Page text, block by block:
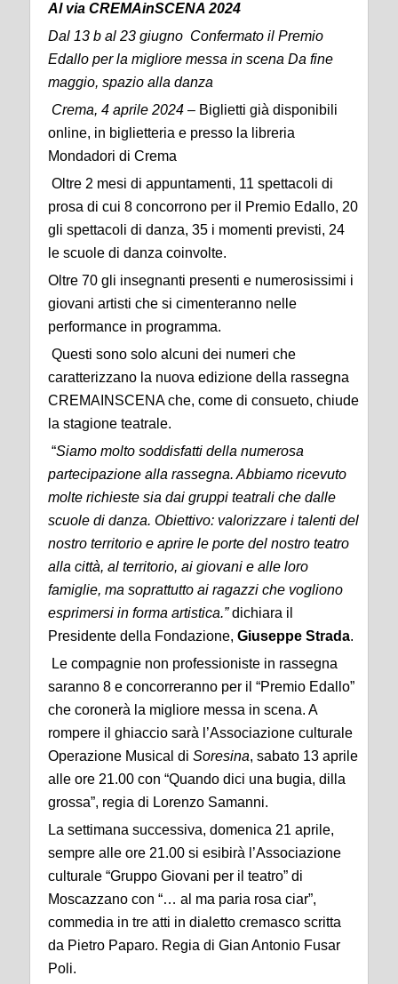
Al via CREMAinSCENA 2024
Dal 13 b al 23 giugno Confermato il Premio
Edallo per la migliore messa in scena Da fine
maggio, spazio alla danza
Crema, 4 aprile 2024 – Biglietti già disponibili
online, in biglietteria e presso la libreria
Mondadori di Crema
Oltre 2 mesi di appuntamenti, 11 spettacoli di
prosa di cui 8 concorrono per il Premio Edallo, 20
gli spettacoli di danza, 35 i momenti previsti, 24
le scuole di danza coinvolte.
Oltre 70 gli insegnanti presenti e numerosissimi i
giovani artisti che si cimenteranno nelle
performance in programma.
Questi sono solo alcuni dei numeri che
caratterizzano la nuova edizione della rassegna
CREMAINSCENA che, come di consueto, chiude
la stagione teatrale.
“Siamo molto soddisfatti della numerosa
partecipazione alla rassegna. Abbiamo ricevuto
molte richieste sia dai gruppi teatrali che dalle
scuole di danza. Obiettivo: valorizzare i talenti del
nostro territorio e aprire le porte del nostro teatro
alla città, al territorio, ai giovani e alle loro
famiglie, ma soprattutto ai ragazzi che vogliono
esprimersi in forma artistica.”dichiara il
Presidente della Fondazione, Giuseppe Strada.
Le compagnie non professioniste in rassegna
saranno 8 e concorreranno per il “Premio Edallo”
che coronerà la migliore messa in scena. A
rompere il ghiaccio sarà l’Associazione culturale
Operazione Musical di Soresina, sabato 13 aprile
alle ore 21.00 con “Quando dici una bugia, dilla
grossa”, regia di Lorenzo Samanni.
La settimana successiva, domenica 21 aprile,
sempre alle ore 21.00 si esibirà l’Associazione
culturale “Gruppo Giovani per il teatro” di
Moscazzano con “… al ma paria rosa ciar”,
commedia in tre atti in dialetto cremasco scritta
da Pietro Paparo. Regia di Gian Antonio Fusar
Poli.